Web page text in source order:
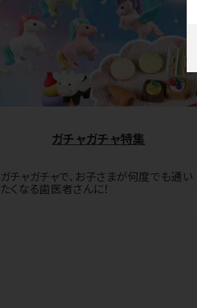
ガチャガチャ特集
ガチャガチャで、お子さまが何度でも通い
たくなる歯医者さんに！